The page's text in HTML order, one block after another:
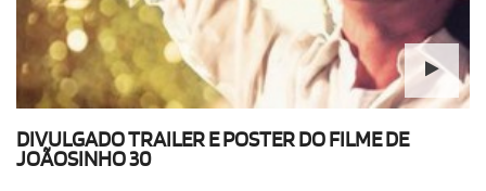
DIVULGADO TRAILER E POSTER DO FILME DE
JOÃOSINHO 30